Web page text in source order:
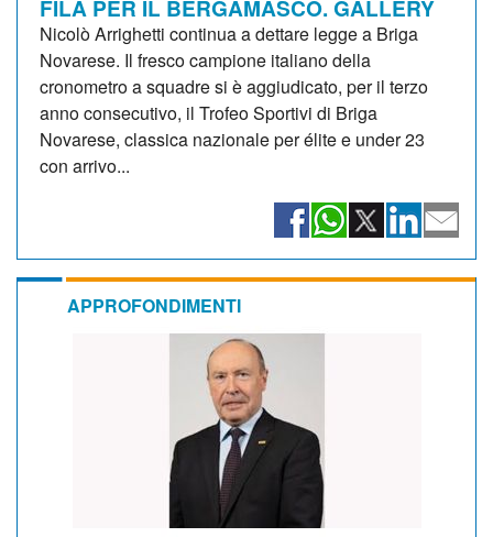
FILA PER IL BERGAMASCO. GALLERY
Nicolò Arrighetti continua a dettare legge a Briga
Novarese. Il fresco campione italiano della
cronometro a squadre si è aggiudicato, per il terzo
anno consecutivo, il Trofeo Sportivi di Briga
Novarese, classica nazionale per élite e under 23
con arrivo...
APPROFONDIMENTI